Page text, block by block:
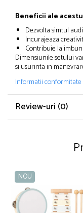
Beneficii ale
Dezvolta simtul
Incurajeaza
Contribuie la
Dimensiunile setului
si usurinta in
Informatii
Review-uri (0)
NOU